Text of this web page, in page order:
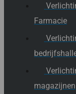
Farmacie
magazijnen